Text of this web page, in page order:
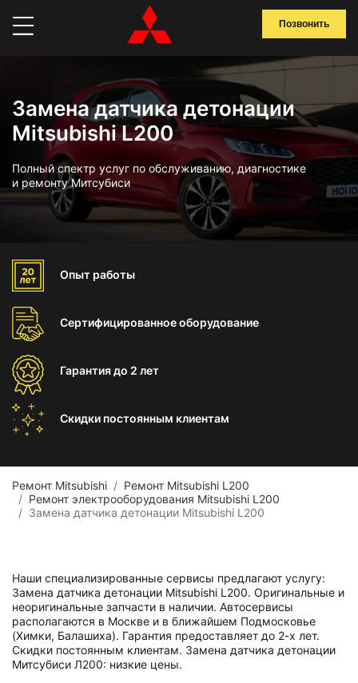
Позвонить
Замена датчика детонации
Mitsubishi L200
Полный спектр услуг по обслуживанию, диагностике
и ремонту Митсубиси
Опыт работы
Сертифицированноеоборудование
Гарантиядо 2 лет
Скидки постоянным клиентам
Ремонт Mitsubishi
Ремонт Mitsubishi L200
Ремонт электрооборудования Mitsubishi L200
Замена датчика детонации Mitsubishi L200
Наши специализированные сервисы предлагают услугу:
Замена датчика детонации Mitsubishi L200. Оригинальные и
неоригинальные запчасти в наличии. Автосервисы
располагаются в Москве и в ближайшем Подмосковье
(Химки, Балашиха). Гарантия предоставляет до 2-х лет.
Скидки постоянным клиентам. Замена датчика детонации
Митсубиси Л200: низкие цены.